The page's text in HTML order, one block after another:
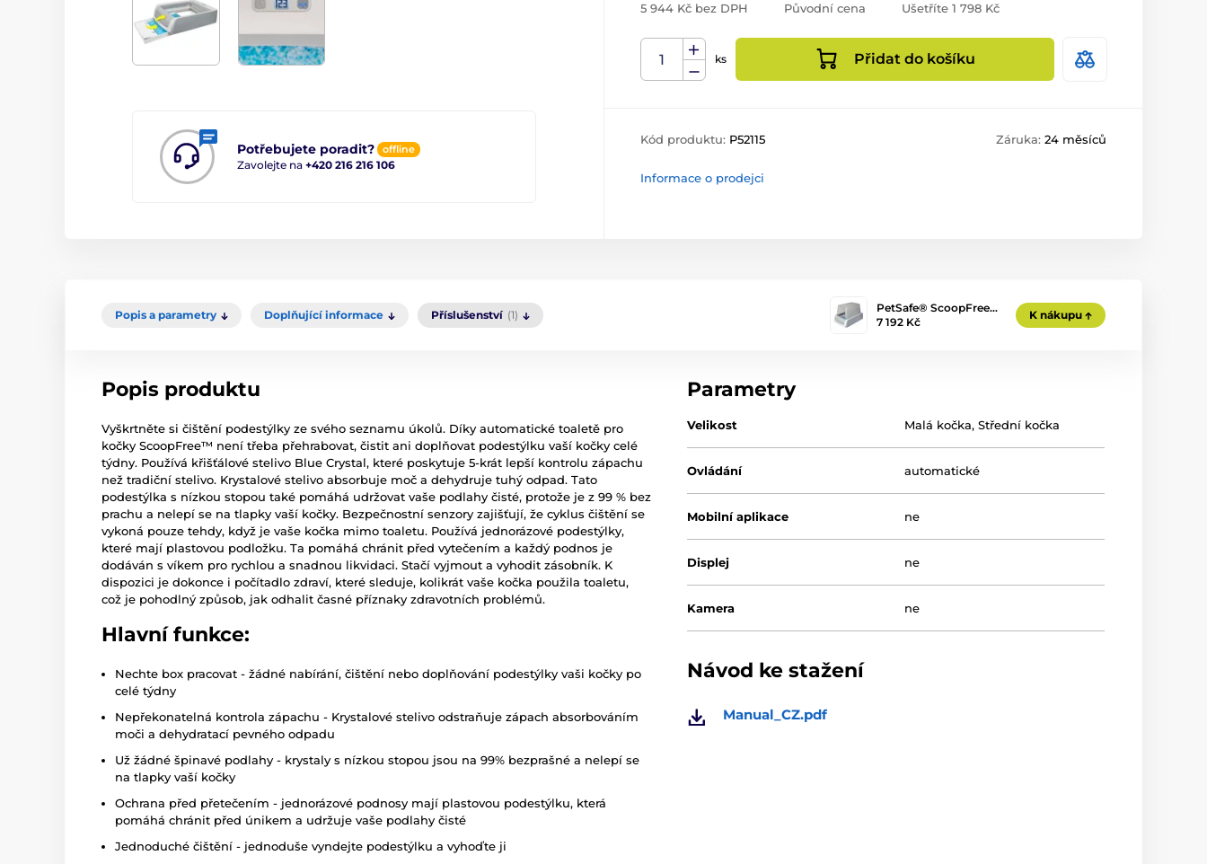
Potřebujete poradit? offline
Zavolejte na +420 216 216 106
Původní cena
5 944 Kč bez DPH Ušetříte 1 798 Kč
ks Přidat do košíku
Kód produktu: P52115 Záruka: 24 měsíců
Informace o prodejci
Popis a parametry Doplňující informace Příslušenství (1)
PetSafe® ScoopFree…
7 192 Kč
K nákupu
Popis produktu
Vyškrtněte si čištění podestýlky ze svého seznamu úkolů. Díky automatické toaletě pro
kočky ScoopFree™ není třeba přehrabovat, čistit ani doplňovat podestýlku vaší kočky celé
týdny. Používá křišťálové stelivo Blue Crystal, které poskytuje 5-krát lepší kontrolu zápachu
než tradiční stelivo. Krystalové stelivo absorbuje moč a dehydruje tuhý odpad. Tato
podestýlka s nízkou stopou také pomáhá udržovat vaše podlahy čisté, protože je z 99 % bez
prachu a nelepí se na tlapky vaší kočky. Bezpečnostní senzory zajišťují, že cyklus čištění se
vykoná pouze tehdy, když je vaše kočka mimo toaletu. Používá jednorázové podestýlky,
které mají plastovou podložku. Ta pomáhá chránit před vytečením a každý podnos je
dodáván s víkem pro rychlou a snadnou likvidaci. Stačí vyjmout a vyhodit zásobník. K
dispozici je dokonce i počítadlo zdraví, které sleduje, kolikrát vaše kočka použila toaletu,
což je pohodlný způsob, jak odhalit časné příznaky zdravotních problémů.
Hlavní funkce:
Nechte box pracovat - žádné nabírání, čištění nebo doplňování podestýlky vaši kočky po
celé týdny
Nepřekonatelná kontrola zápachu - Krystalové stelivo odstraňuje zápach absorbováním
moči a dehydratací pevného odpadu
Už žádné špinavé podlahy - krystaly s nízkou stopou jsou na 99% bezprašné a nelepí se
na tlapky vaší kočky
Ochrana před přetečením - jednorázové podnosy mají plastovou podestýlku, která
pomáhá chránit před únikem a udržuje vaše podlahy čisté
Jednoduché čištění - jednoduše vyndejte podestýlku a vyhoďte ji
Parametry
Velikost Malá kočka,Střední kočka
Ovládání automatické
Mobilní aplikace ne
Displej ne
Kamera ne
Návod ke stažení
Manual_CZ.pdf